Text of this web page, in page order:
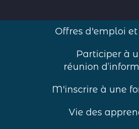
Offres d'emploi et
Participer à
réunion
M'inscrire à une
Vie des